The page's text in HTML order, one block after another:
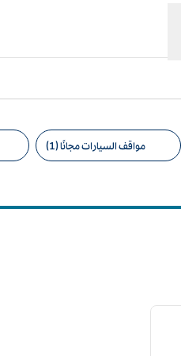
مواقف السيارات مجانًا (1)
الصورة التالية